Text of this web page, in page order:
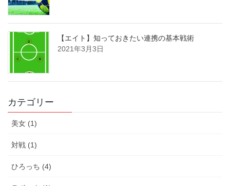
【エイト】知っておきたい連携の基本戦術
2021年3月3日
カテゴリー
美女 (1)
対戦 (1)
ひろっち (4)